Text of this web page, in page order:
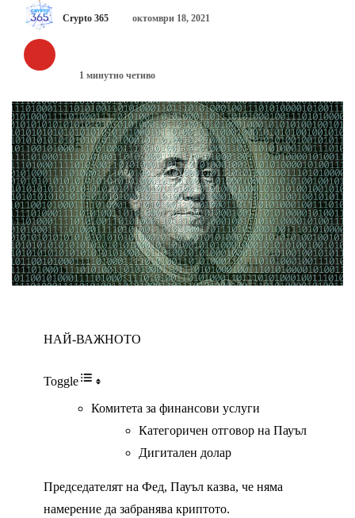
Crypto 365 октомври 18, 2021
1 минутно четиво
НАЙ-ВАЖНОТО
Toggle
Комитета за финансови услуги
Категоричен отговор на Пауъл
Дигитален долар
Председателят на Фед, Пауъл казва, че няма
намерение да забранява криптото.